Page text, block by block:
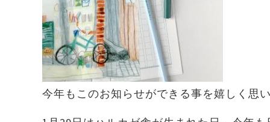
今年もこのお知らせができる事を嬉しく思